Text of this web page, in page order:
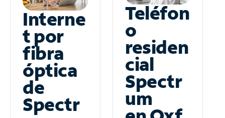
Interne
t por
fibra
óptica
de
Spectr
Teléfon
o
residen
cial
Spectr
um